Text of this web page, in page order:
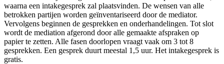
waarna een intakegesprek zal plaatsvinden. De wensen van alle
betrokken partijen worden geïnventariseerd door de mediator.
Vervolgens beginnen de gesprekken en onderhandelingen. Tot slot
wordt de mediation afgerond door alle gemaakte afspraken op
papier te zetten. Alle fasen doorlopen vraagt vaak om 3 tot 8
gesprekken. Een gesprek duurt meestal 1,5 uur. Het intakegesprek is
gratis.